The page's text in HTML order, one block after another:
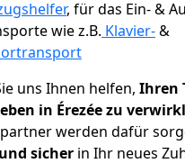
, für das Ein- &
wie z.B. Klavier-&
uns Ihnen helfen, Ihren
in Érezée zu
werden dafür
sicher in Ihr neues